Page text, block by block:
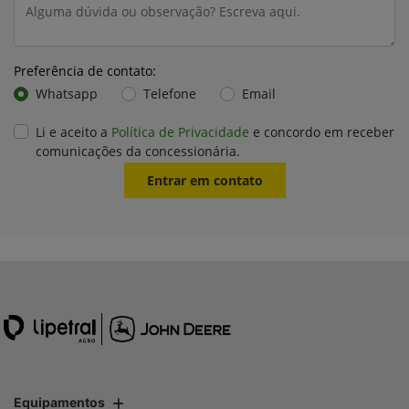
Preferência de contato:
Whatsapp
Telefone Email
Li e aceito a Política de Privacidade e concordo em receber
comunicações da concessionária.
Entrar em contato
Equipamentos